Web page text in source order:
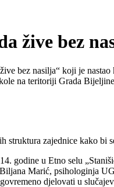
žive bez
bez nasilja“ koji je
na teritoriji Grada
zajednice kako
godine u Etno selu
Marić, psihologinja
djelovati u